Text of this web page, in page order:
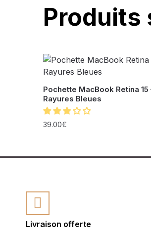
Produits
Pochette MacBook Retina 15
Rayures Bleues
39.00€
Livraison offerte